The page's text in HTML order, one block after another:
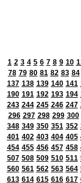
1 2 3 4 5 6 7 8 9 10
78 79 80 81 82 83 84
137 138 139 140 141
190 191 192 193 194
243 244 245 246 247
296 297 298 299 300
348 349 350 351 352
401 402 403 404 405
454 455 456 457 458
507 508 509 510 511
560 561 562 563 564
613 614 615 616 617